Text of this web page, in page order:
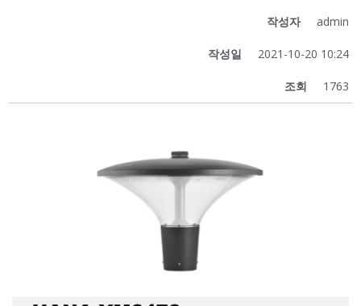
작성자 admin
작성일 2021-10-20 10:24
조회 1763